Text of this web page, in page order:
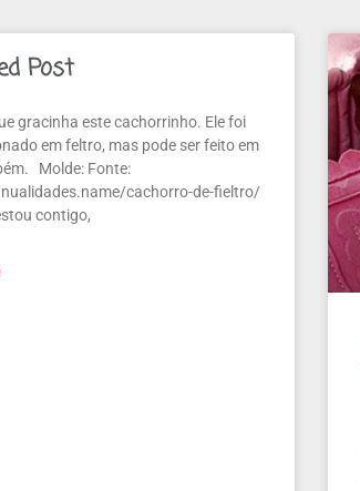
Post
gracinha este cachorrinho. Ele foi
em feltro, mas pode ser feito em
Molde: Fonte:
cachorro-de-fieltro/
contigo,